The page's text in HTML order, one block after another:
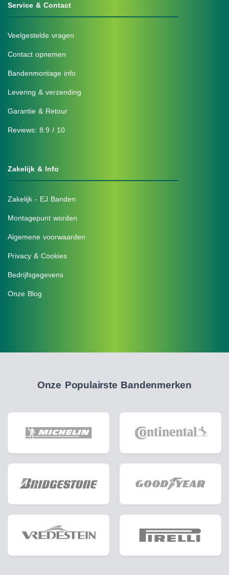
Service & Contact
Veelgestelde vragen
Contact opnemen
Bandenmontage info
Levering & verzending
Garantie & Retour
Reviews: 8.9 / 10
Zakelijk & Info
Zakelijk - EJ Banden
Montagepunt worden
Algemene voorwaarden
Privacy & Cookies
Bedrijfsgegevens
Onze Blog
Onze Populairste Bandenmerken